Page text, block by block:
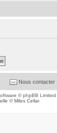
Nous contacter
© phpBB Limited
©Miles Cellar